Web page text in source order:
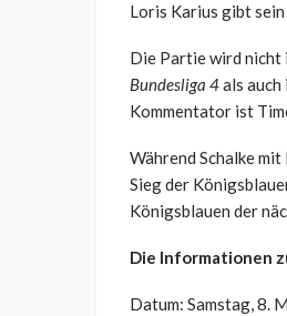
Loris Karius gibt
Die Partie wird nicht
Bundesliga 4als
Kommentator ist
Während Schalke
Sieg der
Königsblauen der
Die Informationen
Datum: Samstag, 8.